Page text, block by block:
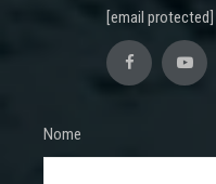
[email protected]
Nome